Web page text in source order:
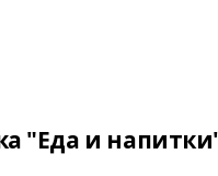
"Еда и